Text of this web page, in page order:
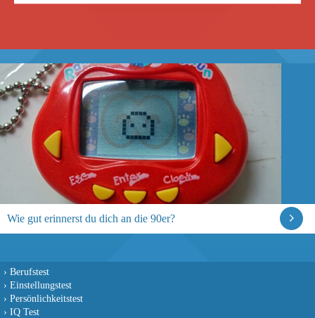
Wie gut erinnerst du dich an die 90er?
› Berufstest
› Einstellungstest
› Persönlichkeitstest
› IQ Test